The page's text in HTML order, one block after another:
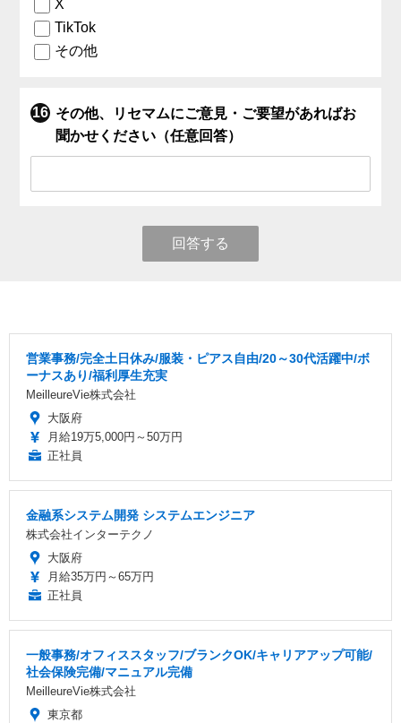
X
TikTok
その他
その他、リセマムにご意見・ご要望があればお
聞かせください（任意回答）
回答する
営業事務/完全土日休み/服装・ピアス自由/20～30代活躍中/ボ
ーナスあり/福利厚生充実
MeilleureVie株式会社
大阪府
月給19万5,000円～50万円
正社員
金融系システム開発 システムエンジニア
株式会社インターテクノ
大阪府
月給35万円～65万円
正社員
一般事務/オフィススタッフ/ブランクOK/キャリアアップ可能/
社会保険完備/マニュアル完備
MeilleureVie株式会社
東京都